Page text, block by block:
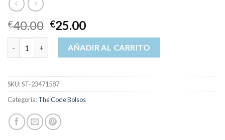
€40.00 €25.00
the code bolsos cantidadAÑADIR AL CARRITO
SKU:ST-23471587
Categoría:The Code Bolsos